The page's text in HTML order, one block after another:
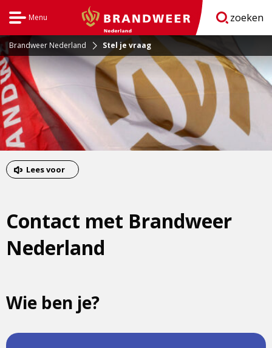
Menu
BrandweerNederland.nl
zoeken
Brandweer Nederland Stel je vraag
Lees voor
Contact met Brandweer
Nederland
Wie ben je?